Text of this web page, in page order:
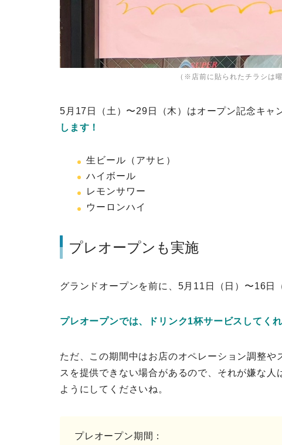
（※店前に貼られたチラシは
5月17日（土）〜29日（木）はオープン記念キャ
します！
生ビール（アサヒ）
ハイボール
レモンサワー
ウーロンハイ
プレオープンも実施
グランドオープンを前に、5月11日（日）〜16日
プレオープンでは、ドリンク1杯サービスしてくれ
ただ、この期間中はお店のオペレーション調整
スを提供できない場合があるので、それが嫌な
ようにしてくださいね。
プレオープン期間：